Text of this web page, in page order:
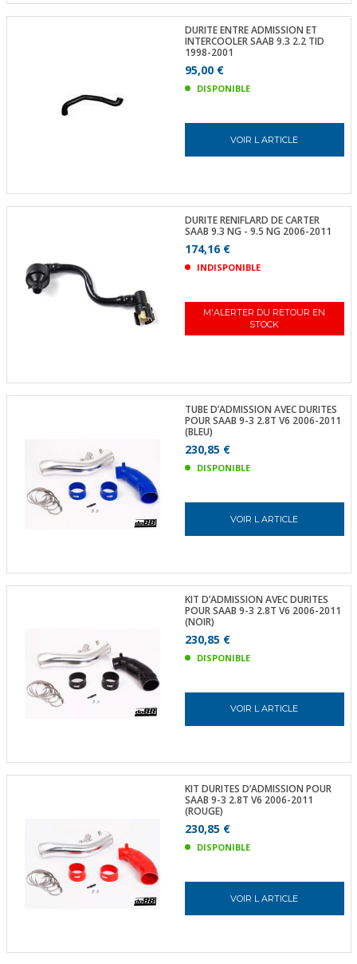
DURITE ENTRE ADMISSION ET
INTERCOOLER SAAB 9.3 2.2 TID
1998-2001
95,00 €
DISPONIBLE
VOIR L ARTICLE
DURITE RENIFLARD DE CARTER
SAAB 9.3 NG - 9.5 NG 2006-2011
174,16 €
INDISPONIBLE
M'ALERTER DU RETOUR EN
STOCK
TUBE D’ADMISSION AVEC DURITES
POUR SAAB 9-3 2.8T V6 2006-2011
(BLEU)
230,85 €
DISPONIBLE
VOIR L ARTICLE
KIT D’ADMISSION AVEC DURITES
POUR SAAB 9-3 2.8T V6 2006-2011
(NOIR)
230,85 €
DISPONIBLE
VOIR L ARTICLE
KIT DURITES D’ADMISSION POUR
SAAB 9-3 2.8T V6 2006-2011
(ROUGE)
230,85 €
DISPONIBLE
VOIR L ARTICLE